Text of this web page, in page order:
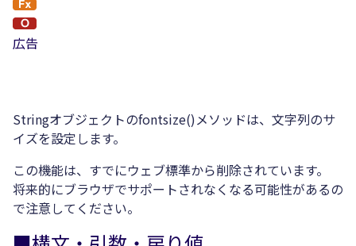
広告
Stringオブジェクトのfontsize()メソッドは、文字列のサ
イズを設定します。
この機能は、すでにウェブ標準から削除されています。
将来的にブラウザでサポートされなくなる可能性があるの
で注意してください。